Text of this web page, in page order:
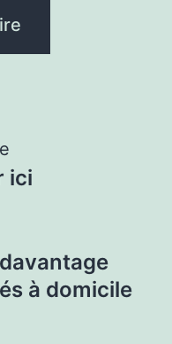
ici
à domicile